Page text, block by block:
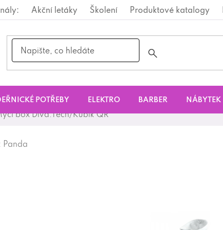
Akční letáky Školení Produktové katalogy
POTŘEBY ELEKTRO BARBER NÁBYTEK
box Diva.Tech/Kubik QR
Panda